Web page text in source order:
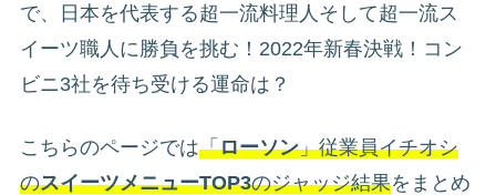
で、日本を代表する超一流料理人そして超一流ス
イーツ職人に勝負を挑む！2022年新春決戦！コン
ビニ3社を待ち受ける運命は？
こちらのページでは「ローソン」従業員イチオシ
のスイーツメニューTOP3のジャッジ結果をまとめ